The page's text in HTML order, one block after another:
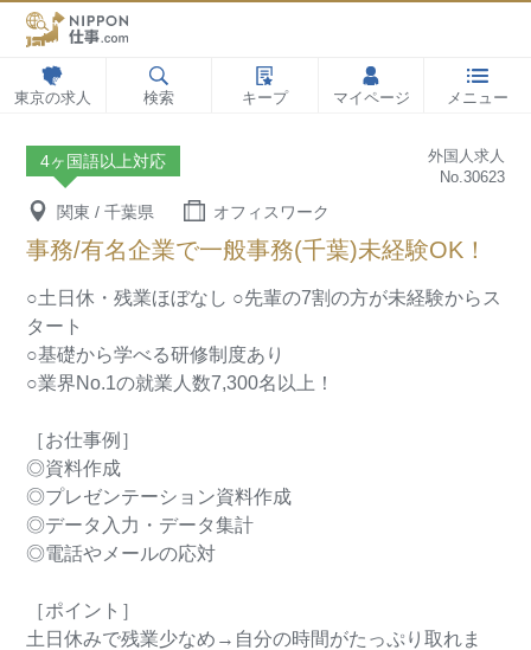
東京の求人 検索 キープ マイページ メニュー
4ヶ国語以上対応
外国人求人
No.30623
関東 / 千葉県 オフィスワーク
事務/有名企業で一般事務(千葉)未経験OK！
○土日休・残業ほぼなし ○先輩の7割の方が未経験からス
タート
○基礎から学べる研修制度あり
○業界No.1の就業人数7,300名以上！
［お仕事例］
◎資料作成
◎プレゼンテーション資料作成
◎データ入力・データ集計
◎電話やメールの応対
［ポイント］
土日休みで残業少なめ→自分の時間がたっぷり取れま